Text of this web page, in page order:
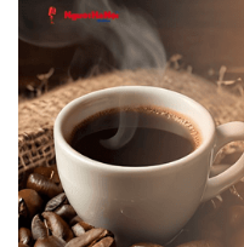
chiếc ly sứ như đợi thời